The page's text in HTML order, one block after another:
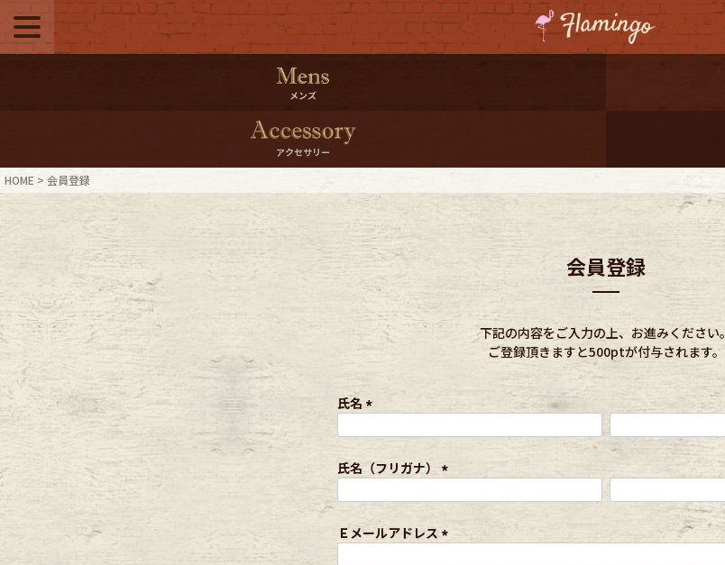
500pt＆10％Offクーポンプレゼント
10％0ffクーポンプレゼント
ログイン・会員登録 LINE ID連携
お気に入り マイページ
ご利用ガイド International Shipping
店舗紹介 特集一覧
ブランドから探す スタッフコーディネート
年代から探す 古着卸DOCK
メンズ商品カテゴリーから探す
メンズ
アクセサリー
HOME 会員登録
会員登録
下記の内容をご入力の上、お進みください。
ご登録頂きますと500ptが付与されます。
氏名
須
)
氏名（フリガナ）
須
)
Ｅメールアドレス